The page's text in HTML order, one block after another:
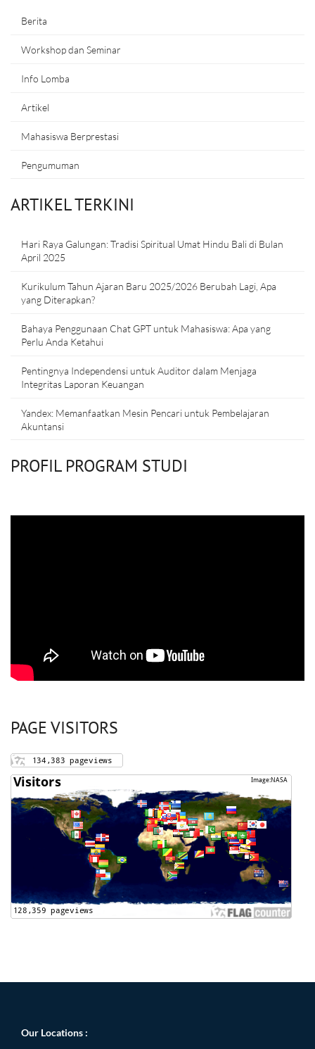
Berita
Workshop dan Seminar
Info Lomba
Artikel
Mahasiswa Berprestasi
Pengumuman
ARTIKEL TERKINI
Hari Raya Galungan: Tradisi Spiritual Umat Hindu Bali di Bulan
April 2025
Kurikulum Tahun Ajaran Baru 2025/2026 Berubah Lagi, Apa
yang Diterapkan?
Bahaya Penggunaan Chat GPT untuk Mahasiswa: Apa yang
Perlu Anda Ketahui
Pentingnya Independensi untuk Auditor dalam Menjaga
Integritas Laporan Keuangan
Yandex: Memanfaatkan Mesin Pencari untuk Pembelajaran
Akuntansi
PROFIL PROGRAM STUDI
PAGE VISITORS
Our Locations :